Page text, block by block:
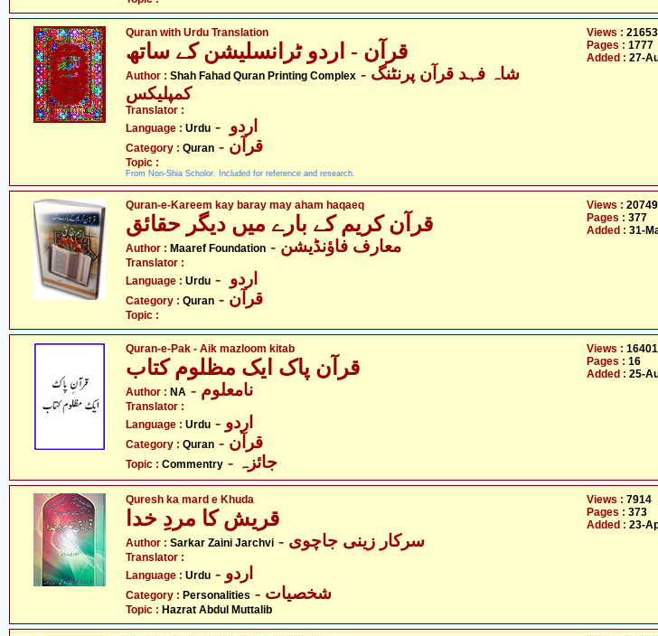
Quran with Urdu Translation
Author : Shah Fahad Quran Printing Complex - شاہ فہد قرآن پرنٹنگ
کمپلیکس
Translator :
Language : Urdu
Category : Quran - قرآن
Topic :
From Non-Shia Scholor. Included for reference and research.
Views : 21653
Pages : 1777
Added : 27-
Quran-e-Kareem kay baray may aham haqaeq
Author : Maaref Foundation - معارف فاؤنڈیشن
Translator :
Language : Urdu
Category : Quran - قرآن
Topic :
Views : 20749
Pages : 377
Added : 31-
Quran-e-Pak - Aik mazloom kitab
قرآن پاک ایک مظلوم کتاب
Author : NA - نامعلوم
Translator :
Language : Urdu - اردو
Category : Quran - قرآن
Topic : Commentry - جائزہ
Views : 16401
Pages : 16
Added : 25-
Quresh ka mard e Khuda
قریش کا مردِ خدا
Author : Sarkar Zaini Jarchvi - سرکار زینی جاچوی
Translator :
Language : Urdu - اردو
Category : Personalities - شخصیات
Topic : Hazrat Abdul Muttalib
Views : 7914
Pages : 373
Added : 23-